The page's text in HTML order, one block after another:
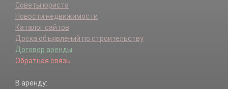
Советы юриста
Новости недвижимости
Каталог сайтов
Доска объявлений по строительству
Договор аренды
Обратная связь
В аренду: